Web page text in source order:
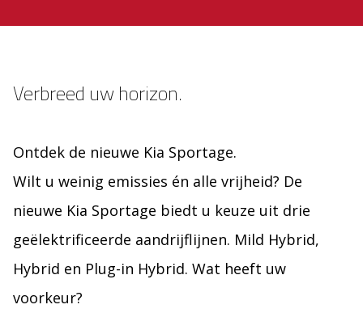
Verbreed uw horizon.
Ontdek de nieuwe Kia Sportage.
Wilt u weinig emissies én alle vrijheid? De
nieuwe Kia Sportage biedt u keuze uit drie
geëlektrificeerde aandrijflijnen. Mild Hybrid,
Hybrid en Plug-in Hybrid. Wat heeft uw
voorkeur?